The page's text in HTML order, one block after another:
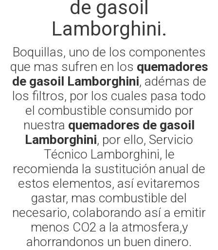
de gasoil
Lamborghini.
Boquillas, uno de los componentes
que mas sufren en los quemadores
de gasoil Lamborghini, adémas de
los filtros, por los cuales pasa todo
el combustible consumido por
nuestra quemadores de gasoil
Lamborghini, por ello, Servicio
Técnico Lamborghini, le
recomienda la sustitución anual de
estos elementos, así evitaremos
gastar, mas combustible del
necesario, colaborando así a emitir
menos CO2 a la atmosfera,y
ahorrandonos un buen dinero.